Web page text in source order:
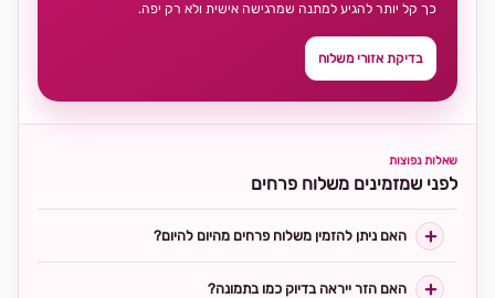
כך קל יותר להגיע למתנה שמרגישה אישית ולא רק יפה.
בדיקת אזורי משלוח
שאלות נפוצות
לפני שמזמינים משלוח פרחים
האם ניתן להזמין משלוח פרחים מהיום להיום?
האם הזר ייראה בדיוק כמו בתמונה?